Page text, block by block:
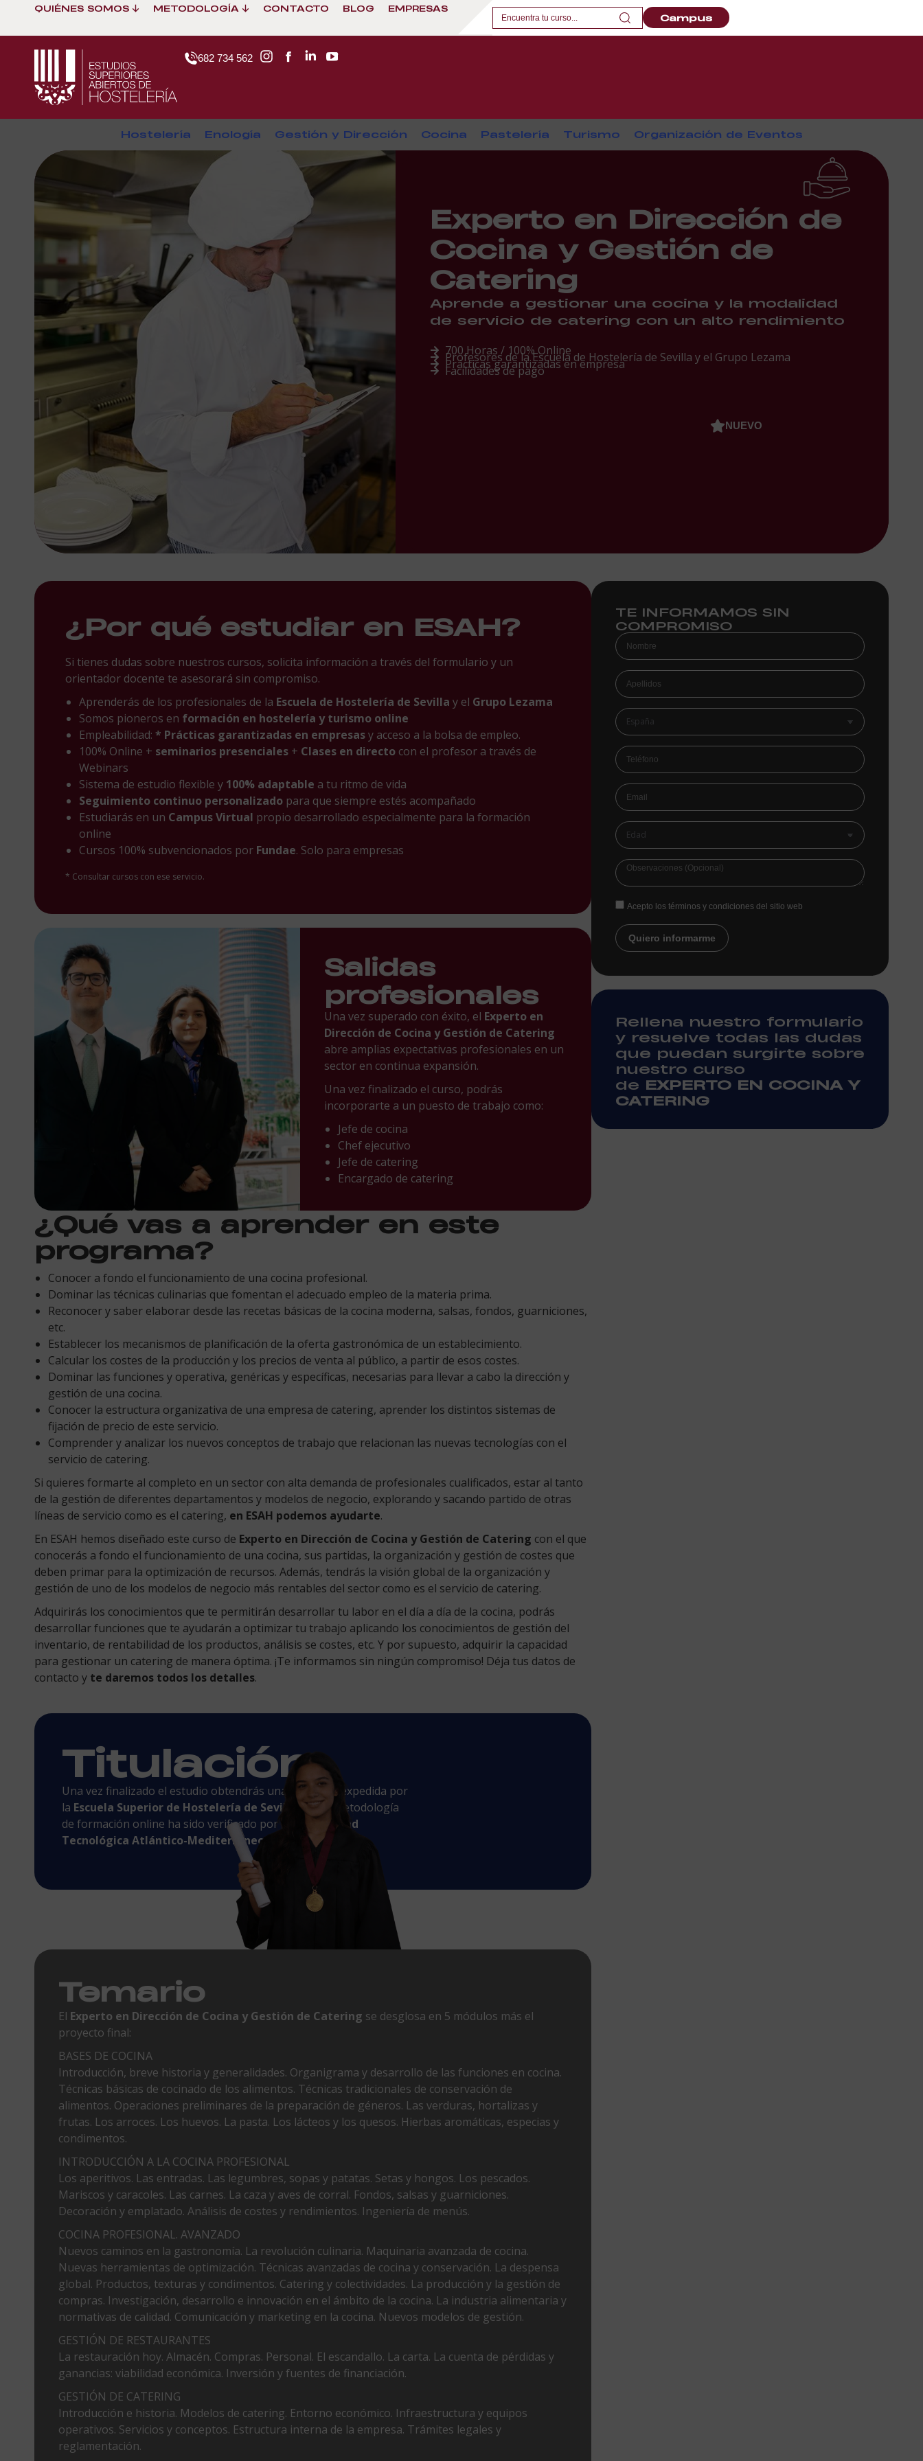
QUIÉNES SOMOS METODOLOGÍA CONTACTO BLOG EMPRESAS
Campus
682 734 562
Hostelería Enología Gestión y Dirección Cocina Pastelería Turismo Organización de Eventos
Experto en Dirección de
Cocina y Gestión de
Catering
Aprende a gestionar una cocina y la modalidad
de servicio de catering con un alto rendimiento
700 Horas / 100% Online
Profesores de la Escuela de Hostelería de Sevilla y el Grupo Lezama
Prácticas garantizadas en empresa
Facilidades de pago
NUEVO
¿Por qué estudiar en ESAH?
Si tienes dudas sobre nuestros cursos, solicita información a través del formulario y un
orientador docente te asesorará sin compromiso.
Aprenderás de los profesionales de la Escuela de Hostelería de Sevilla y el Grupo Lezama
Somos pioneros en formación en hostelería y turismo online
Empleabilidad: * Prácticas garantizadas en empresasy acceso a la bolsa de empleo.
100% Online + seminarios presenciales + Clases en directo con el profesor a través de
Webinars
Sistema de estudio flexible y 100% adaptable a tu ritmo de vida
Seguimiento continuo personalizado para que siempre estés acompañado
Estudiarás en un Campus Virtual propio desarrollado especialmente para la formación
online
Cursos 100% subvencionados por Fundae. Solo para empresas
* Consultar cursos con ese servicio.
Salidas
profesionales
Una vez superado con éxito, el Experto en
Dirección de Cocina y Gestión de Catering
abre amplias expectativas profesionales en un
sector en continua expansión.
Una vez finalizado el curso, podrás
incorporarte a un puesto de trabajo como:
Jefe de cocina
Chef ejecutivo
Jefe de catering
Encargado de catering
¿Qué vas a aprender en este
programa?
Conocer a fondo el funcionamiento de una cocina profesional.
Dominar las técnicas culinarias que fomentan el adecuado empleo de la materia prima.
Reconocer y saber elaborar desde las recetas básicas de la cocina moderna, salsas, fondos, guarniciones,
etc.
Establecer los mecanismos de planificación de la oferta gastronómica de un establecimiento.
Calcular los costes de la producción y los precios de venta al público, a partir de esos costes.
Dominar las funciones y operativa, genéricas y específicas, necesarias para llevar a cabo la dirección y
gestión de una cocina.
Conocer la estructura organizativa de una empresa de catering, aprender los distintos sistemas de
fijación de precio de este servicio.
Comprender y analizar los nuevos conceptos de trabajo que relacionan las nuevas tecnologías con el
servicio de catering.
Si quieres formarte al completo en un sector con alta demanda de profesionales cualificados, estar al tanto
de la gestión de diferentes departamentos y modelos de negocio, explorando y sacando partido de otras
líneas de servicio como es el catering, en ESAH podemos ayudarte.
En ESAH hemos diseñado este curso de Experto en Dirección de Cocina y Gestión de Catering con el que
conocerás a fondo el funcionamiento de una cocina, sus partidas, la organización y gestión de costes que
deben primar para la optimización de recursos. Además, tendrás la visión global de la organización y
gestión de uno de los modelos de negocio más rentables del sector como es el servicio de catering.
Adquirirás los conocimientos que te permitirán desarrollar tu labor en el día a día de la cocina, podrás
desarrollar funciones que te ayudarán a optimizar tu trabajo aplicando los conocimientos de gestión del
inventario, de rentabilidad de los productos, análisis se costes, etc. Y por supuesto, adquirir la capacidad
para gestionar un catering de manera óptima. ¡Te informamos sin ningún compromiso! Déja tus datos de
contacto y te daremos todos los detalles.
Titulación
Una vez finalizado el estudio obtendrás una titulación expedida por
la Escuela Superior de Hostelería de Sevilla y cuya metodología
de formación online ha sido verificado por la
Universidad
Tecnológica Atlántico-Mediterráneo.
Temario
El Experto en Dirección de Cocina y Gestión de Catering se desglosa en 5 módulos más el
proyecto final:
BASES DE COCINA
Introducción, breve historia y generalidades. Organigrama y desarrollo de las funciones en cocina.
Técnicas básicas de cocinado de los alimentos. Técnicas tradicionales de conservación de
alimentos. Operaciones preliminares de la preparación de géneros. Las verduras, hortalizas y
frutas. Los arroces. Los huevos. La pasta. Los lácteos y los quesos. Hierbas aromáticas, especias y
condimentos.
INTRODUCCIÓN A LA COCINA PROFESIONAL
Los aperitivos. Las entradas. Las legumbres, sopas y patatas. Setas y hongos. Los pescados.
Mariscos y caracoles. Las carnes. La caza y aves de corral. Fondos, salsas y guarniciones.
Decoración y emplatado. Análisis de costes y rendimientos. Ingeniería de menús.
COCINA PROFESIONAL. AVANZADO
Nuevos caminos en la gastronomía. La revolución culinaria. Maquinaria avanzada de cocina.
Nuevas herramientas de optimización. Técnicas avanzadas de cocina y conservación. La despensa
global. Productos, texturas y condimentos. Catering y colectividades. La producción y la gestión de
compras. Investigación, desarrollo e innovación en el ámbito de la cocina. La industria alimentaria y
normativas de calidad. Comunicación y marketing en la cocina. Nuevos modelos de gestión.
GESTIÓN DE RESTAURANTES
La restauración hoy. Almacén. Compras. Personal. El escandallo. La carta. La cuenta de pérdidas y
ganancias: viabilidad económica. Inversión y fuentes de financiación.
GESTIÓN DE CATERING
Introducción e historia. Modelos de catering. Entorno económico. Infraestructura y equipos
operativos. Servicios y conceptos. Estructura interna de la empresa. Trámites legales y
reglamentación.
TE INFORMAMOS SIN
COMPROMISO
Acepto los términos y condiciones del sitio web
Quiero informarme
Rellena nuestro formulario
y resuelve todas las dudas
que puedan surgirte sobre
nuestro curso
de EXPERTO EN COCINA Y
CATERING